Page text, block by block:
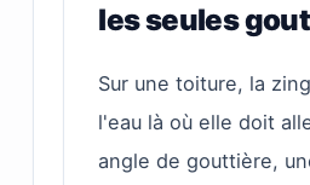
les seules
Sur une toiture, la
l'eau là où elle doit
angle de gouttière,